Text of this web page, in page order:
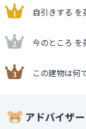
自引きする
今のところ を
この建物は何
アドバイザ